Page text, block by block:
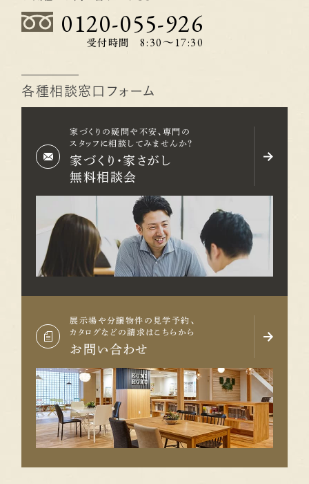
0120-055-926
受付時間8:30〜17:30
各種相談窓口フォーム
家づくりの疑問や不安、専門の
スタッフに相談してみませんか？
家づくり・家さがし
無料相談会
展示場や分譲物件の見学予約、
カタログなどの請求はこちらから
お問い合わせ